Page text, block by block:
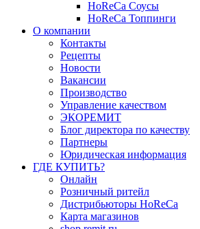
HoReCa Соусы
HoReCa Топпинги
О компании
Контакты
Рецепты
Новости
Вакансии
Производство
Управление качеством
ЭКОРЕМИТ
Блог директора по качеству
Партнеры
Юридическая информация
ГДЕ КУПИТЬ?
Онлайн
Розничный ритейл
Дистрибьюторы HoReCa
Карта магазинов